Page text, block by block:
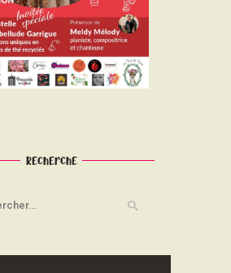
Recherche